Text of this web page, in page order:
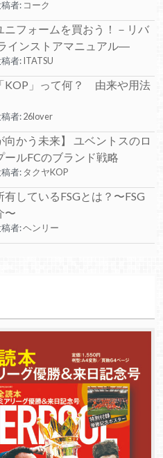
者: コーク
ニフォームを買おう！－リバ
インストアマニュアル―
者:ITATSU
KOP」って何？ 由来や用法
者:26lover
向かう未来】 ユベントスのロ
ールFCのブランド戦略
者: タクヤKOP
有しているFSGとは？〜FSG
〜
者:ヘンリー